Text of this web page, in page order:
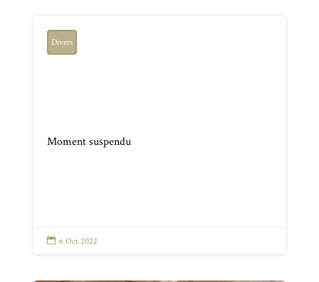
Divers
Moment suspendu
 6 Oct 2022